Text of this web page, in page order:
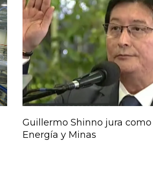
Guillermo Shinno jura
Energía y Minas